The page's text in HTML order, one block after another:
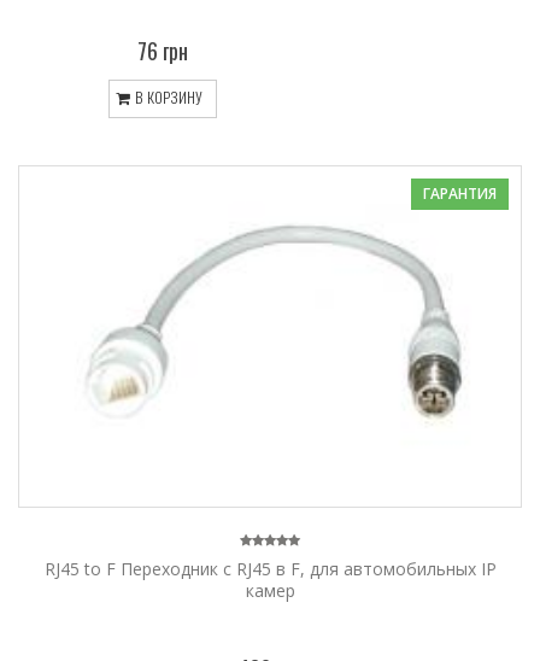
76 грн
В КОРЗИНУ
ГАРАНТИЯ
RJ45 to F Переходник с RJ45 в F, для автомобильных IP
камер